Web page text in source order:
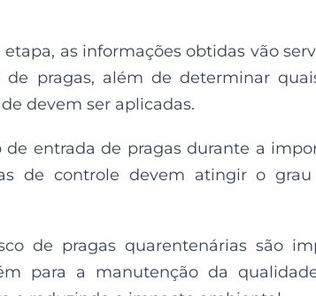
etapa, as informações obtidas vão
pragas, além de determinar
devem ser aplicadas.
entrada de pragas durante a
de controle devem atingir o grau
de pragas quarentenárias são
para a manutenção da